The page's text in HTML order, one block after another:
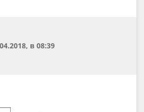
в 08:39